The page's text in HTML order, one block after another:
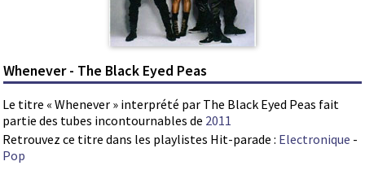
Whenever - The Black Eyed Peas
Le titre « Whenever » interprété par The Black Eyed Peas fait
partie des tubes incontournables de 2011
Retrouvez ce titre dans les playlistes Hit-parade : Electronique -
Pop